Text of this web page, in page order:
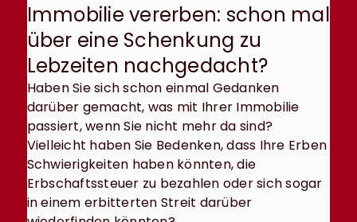
Immobilie vererben: schon mal
über eine Schenkung zu
Lebzeiten nachgedacht?
Haben Sie sich schon einmal Gedanken
darüber gemacht, was mit Ihrer Immobilie
passiert, wenn Sie nicht mehr da sind?
Vielleicht haben Sie Bedenken, dass Ihre Erben
Schwierigkeiten haben könnten, die
Erbschaftssteuer zu bezahlen oder sich sogar
in einem erbitterten Streit darüber